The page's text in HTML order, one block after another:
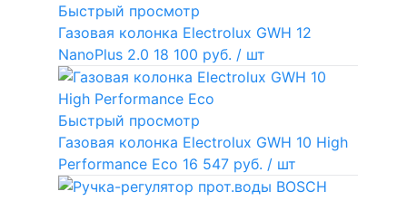
Быстрый просмотр
Газовая колонка Electrolux GWH 12
NanoPlus 2.0 18 100 руб. / шт
Быстрый просмотр
Газовая колонка Electrolux GWH 10 High
Performance Eco 16 547 руб. / шт